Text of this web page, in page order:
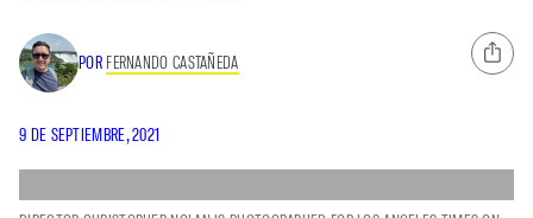
POR FERNANDO CASTAÑEDA
9 DE SEPTIEMBRE, 2021